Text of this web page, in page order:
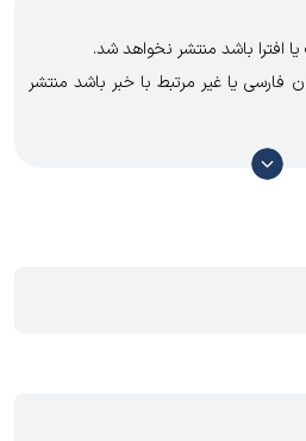
افترا باشد منتشر نخواهد شد.
فارسی یا غیر مرتبط با خبر باشد منتشر
یا مخالفت با محتوای نظرات وجود
مشابه دارند، انتشار نمی‌یابند بنابراین